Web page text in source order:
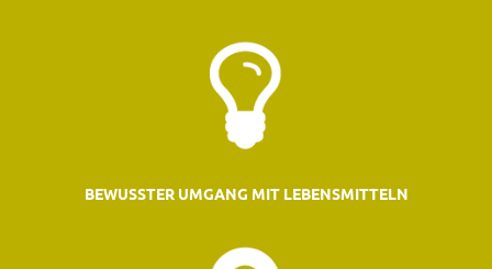
BEWUSSTER UMGANG MIT LEBENSMITTELN